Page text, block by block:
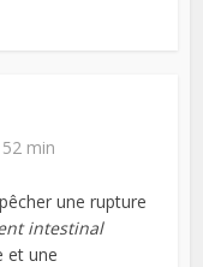
min
une rupture
intestinal
et une